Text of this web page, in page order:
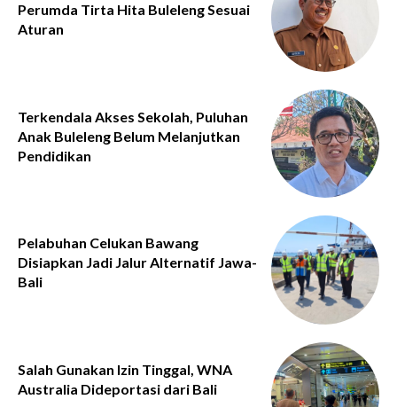
Perumda Tirta Hita Buleleng Sesuai
Aturan
Terkendala Akses Sekolah, Puluhan
Anak Buleleng Belum Melanjutkan
Pendidikan
Pelabuhan Celukan Bawang
Disiapkan Jadi Jalur Alternatif Jawa-
Bali
Salah Gunakan Izin Tinggal, WNA
Australia Dideportasi dari Bali